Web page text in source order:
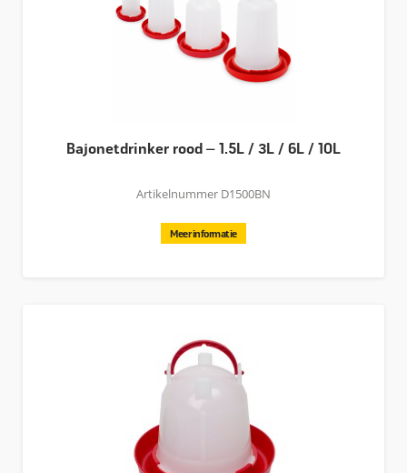
Bajonetdrinker rood – 1.5L / 3L / 6L / 10L
Artikelnummer D1500BN
Meer informatie